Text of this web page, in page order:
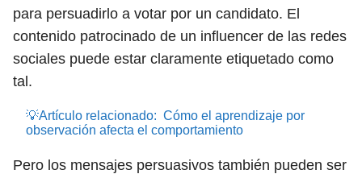
para persuadirlo a votar por un candidato. El
contenido patrocinado de un influencer de las redes
sociales puede estar claramente etiquetado como
tal.
💡Artículo relacionado: Cómo el aprendizaje por
observación afecta el comportamiento
Pero los mensajes persuasivos también pueden ser